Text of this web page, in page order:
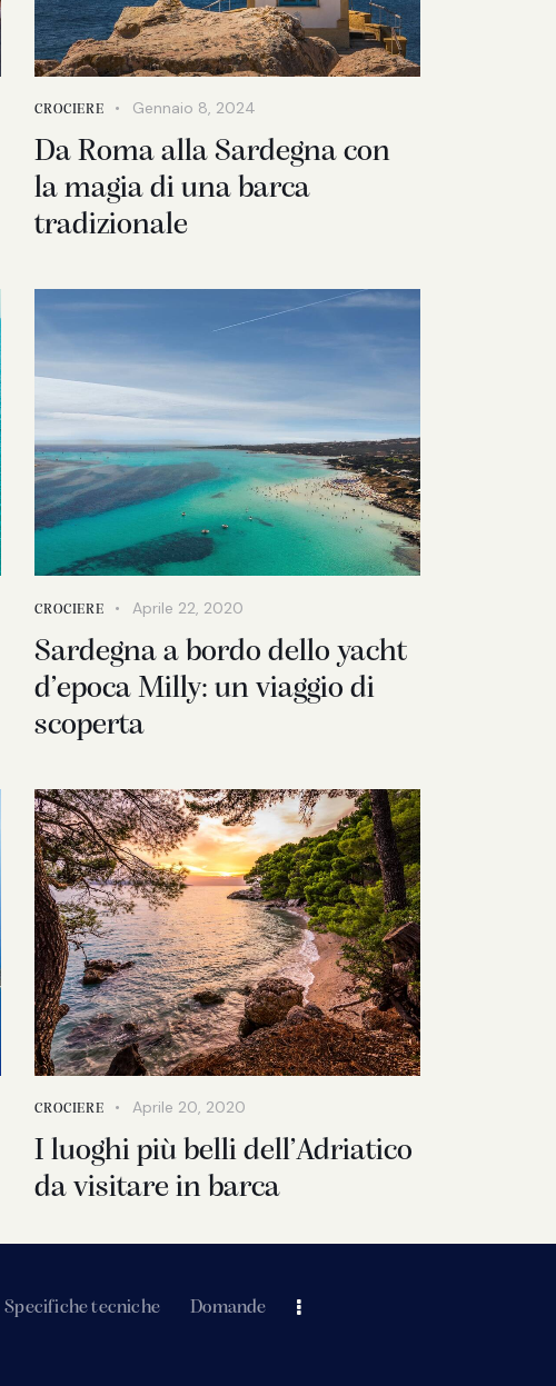
CROCIERE Gennaio 8, 2024
Da Roma alla Sardegna con
la magia di una barca
tradizionale
CROCIERE Aprile 22, 2020
Sardegna a bordo dello yacht
d’epoca Milly: un viaggio di
scoperta
CROCIERE Aprile 20, 2020
I luoghi più belli dell’Adriatico
da visitare in barca
Specifiche tecniche Domande